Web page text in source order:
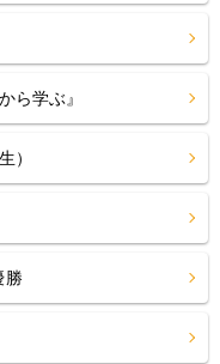
ら学ぶ』
）
勝